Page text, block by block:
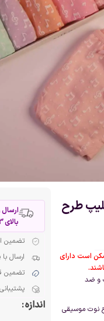
طرح
است دارای
و ضد
نوت موسیقی
بالای 3 میلیون
تضمین
ارسال
تضمین
اندازه